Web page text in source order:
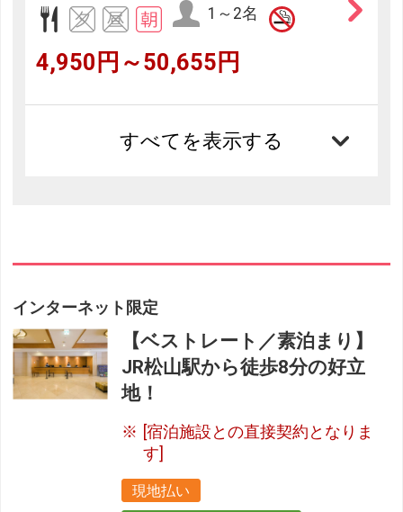
1～2名
4,950円～50,655円
すべてを表示する
インターネット限定
【ベストレート／素泊まり】
JR松山駅から徒歩8分の好立
地！
[宿泊施設との直接契約となりま
す]
現地払い